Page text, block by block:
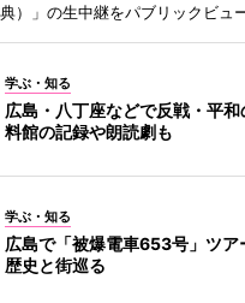
）」の生中継をパブリックビュ
学ぶ・知る
広島・八丁座などで反戦・平
料館の記録や朗読劇も
学ぶ・知る
広島で「被爆電車653号」ツ
歴史と街巡る